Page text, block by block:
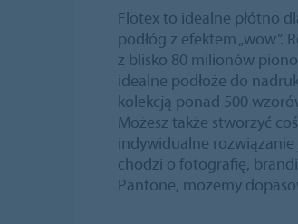
Flotex to idealne płótno
podłóg z efektem „wow”.
z blisko 80 milionów
idealne podłoże do
kolekcją ponad 500
Możesz także stworzyć
indywidualne rozwiązanie
chodzi o fotografię,
Pantone, możemy